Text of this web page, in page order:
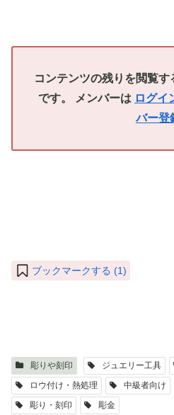
コンテンツの残りを閲覧
です。 メンバーは ログイ
バー登
ブックマークする (1)
彫りや刻印 ジュエリー工具
ロウ付け・熱処理
中級者向け
彫り・刻印
彫金